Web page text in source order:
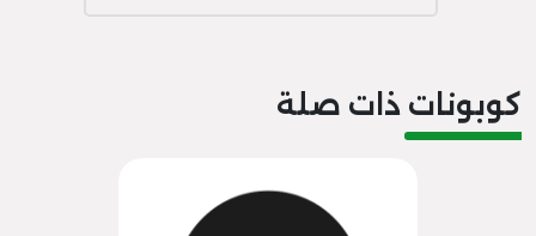
كوبونات ذات صلة